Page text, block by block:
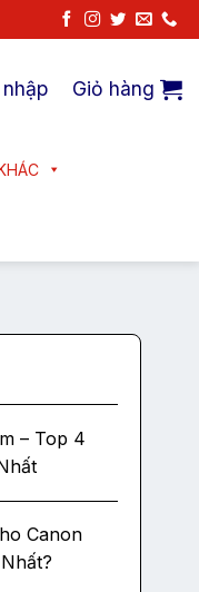
Giỏ hàng
– Top 4
Canon